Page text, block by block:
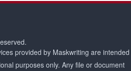
provided by Maskwriting are intended
purposes only. Any file or document